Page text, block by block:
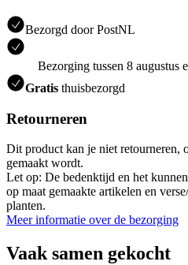
Bezorgd door PostNL
Bezorging tussen 8 augustus
Gratis thuisbezorgd
Retourneren
Dit product kan je niet retourneren,
gemaakt wordt.
Let op: De bedenktijd en het
op maat gemaakte artikelen en
planten.
Meer informatie over de bezorging
Vaak samen gekocht